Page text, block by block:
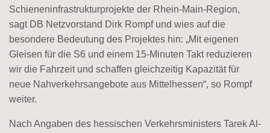
Schieneninfrastrukturprojekte der Rhein-Main-Region,
sagt DB Netzvorstand Dirk Rompf und wies auf die
besondere Bedeutung des Projektes hin: „Mit eigenen
Gleisen für die S6 und einem 15-Minuten Takt reduzieren
wir die Fahrzeit und schaffen gleichzeitig Kapazität für
neue Nahverkehrsangebote aus Mittelhessen“, so Rompf
weiter.
Nach Angaben des hessischen Verkehrsministers Tarek Al-